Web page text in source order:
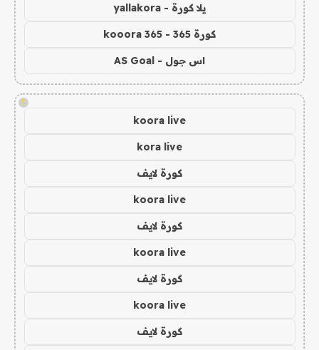
يلا كورة - yallakora
كورة 365 - kooora 365
اس جول - AS Goal
!
koora live
kora live
كورة لايف
koora live
كورة لايف
koora live
كورة لايف
koora live
كورة لايف